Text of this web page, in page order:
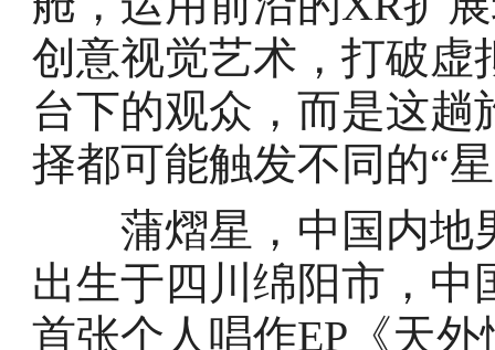
创意视觉艺术，打破虚
台下的观众，而是这
择都可能触发不同的“
蒲熠星，中国内地男
出生于四川绵阳市，中
首张个人唱作EP《天